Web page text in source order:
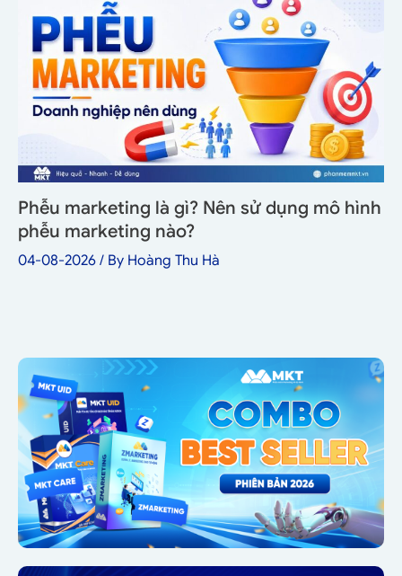
Phễu marketing là gì? Nên sử dụng mô hình
phễu marketing nào?
04-08-2026 / By Hoàng Thu Hà